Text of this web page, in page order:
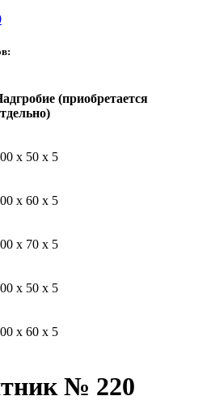
(приобретается
x 50 x 5
x 60 x 5
x 70 x 5
x 50 x 5
x 60 x 5
№ 220